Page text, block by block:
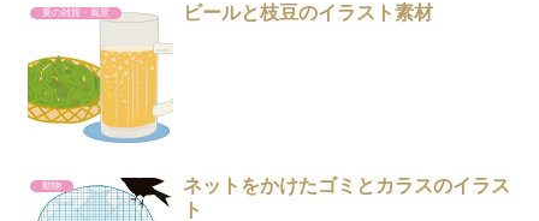
夏の雑貨・風景 ビールと枝豆のイラスト素材
動物
ネットをかけたゴミとカラスのイラス
ト